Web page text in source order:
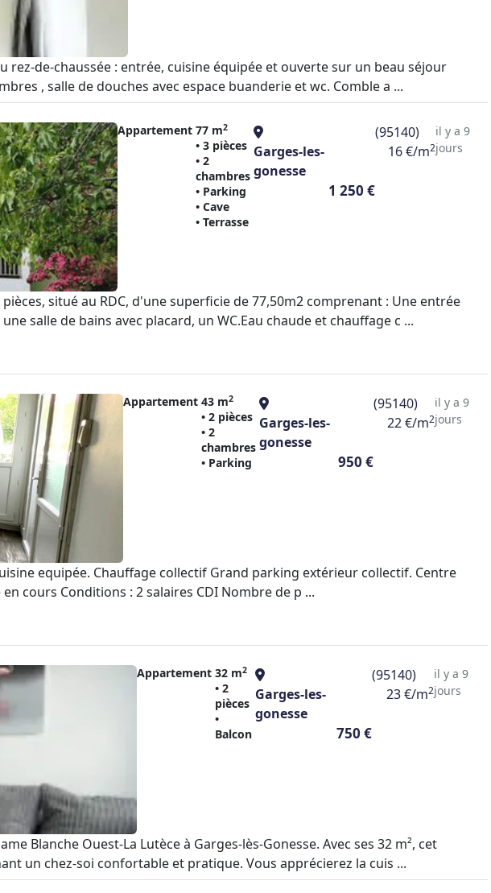
de-chaussée : entrée, cuisine équipée et ouverte sur un beau séjour
, salle de douches avec espace buanderie et wc. Comble a ...
Appartement 77 m2
• 3 pièces
• 2
chambres
• Parking
• Cave
• Terrasse
Garges-les-
gonesse
1 250 €
(95140)
16 €/m2
il y a 9
jours
situé au RDC, d'une superficie de 77,50m2 comprenant : Une entrée
salle de bains avec placard, un WC.Eau chaude et chauffage c ...
Appartement 43 m2
• 2 pièces
• 2
chambres
• Parking
Garges-les-
gonesse
950 €
(95140)
22 €/m2
il y a 9
jours
equipée. Chauffage collectif Grand parking extérieur collectif. Centre
cours Conditions : 2 salaires CDI Nombre de p ...
Appartement 32 m2
• 2
pièces
•
Balcon
Garges-les-
gonesse
750 €
(95140)
23 €/m2
il y a 9
jours
Blanche Ouest-La Lutèce à Garges-lès-Gonesse. Avec ses 32 m², cet
un chez-soi confortable et pratique. Vous apprécierez la cuis ...